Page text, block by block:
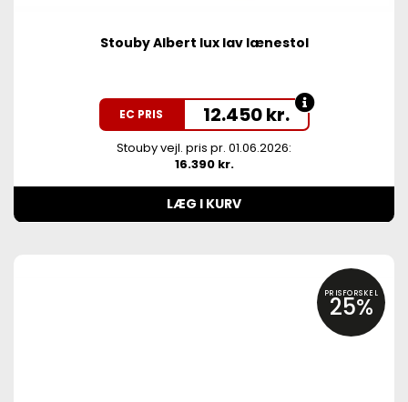
Stouby Albert lux lav lænestol
EC PRIS 12.450kr.
Stouby vejl. pris pr. 01.06.2026:
16.390 kr.
LÆG I KURV
PRISFORSKEL
25%